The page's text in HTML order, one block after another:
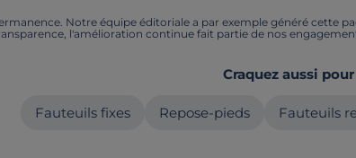
Notre équipe éditoriale a par exemple généré cette
l'amélioration continue fait partie de nos
Craquez aussi pour
Fauteuils fixes Repose-pieds Fauteuils